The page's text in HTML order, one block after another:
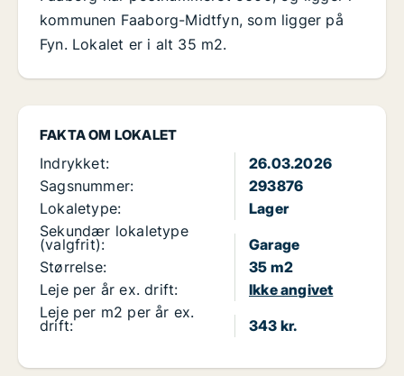
FAKTA OM LOKALET
Indrykket:
26.03.2026
Sagsnummer:
293876
Lokaletype:
Lager
Sekundær lokaletype
(valgfrit):
Garage
Størrelse:
35 m2
Leje per år ex. drift:
Ikke angivet
Leje per m2 per år ex.
drift: 343 kr.
kommunen Faaborg-Midtfyn, som ligger på
Fyn. Lokalet er i alt 35 m2.